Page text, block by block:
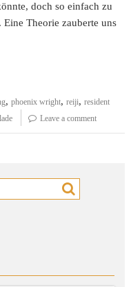
doch so einfach zu
Theorie zauberte uns
,phoenix wright,reiji,resident
Leave a comment